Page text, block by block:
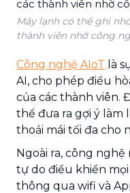
Máy lạnh có thể ghi
thành viên nhờ công
Công nghệ AIoT là
AI, cho phép điều
của các thành viên.
thể đưa ra gợi ý làm
thoải mái tối đa cho
Ngoài ra, công
tự do điều khiển
thông qua wifi và